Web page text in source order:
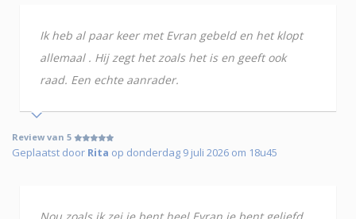
Ik heb al paar keer met Evran gebeld en het klopt
allemaal . Hij zegt het zoals het is en geeft ook
raad. Een echte aanrader.
Review van 5
Geplaatst door Rita op donderdag 9 juli 2026 om 18u45